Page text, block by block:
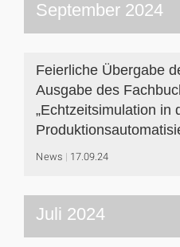
September 2024
Feierliche Übergabe
Ausgabe des
„Echtzeitsimulation in
News 17.09.24
Juli 2024